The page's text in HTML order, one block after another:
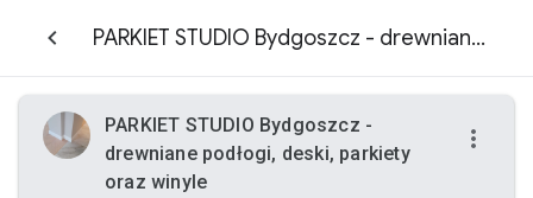
PARKIET STUDIO Bydgoszcz - drewniane podłogi, deski, parkiety oraz winyle
PARKIET STUDIO Bydgoszcz -
drewniane podłogi, deski, parkiety
oraz winyle